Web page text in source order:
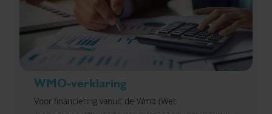
WMO-verklaring
Voor financiering vanuit de Wmo (Wet